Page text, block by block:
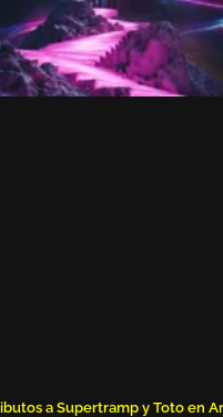
a Supertramp y Toto en